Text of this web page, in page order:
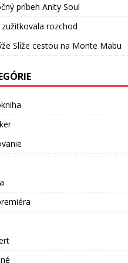
príbeh Anity Soul
zužitkovala rozchod
Slíže cestou na Monte Mabu